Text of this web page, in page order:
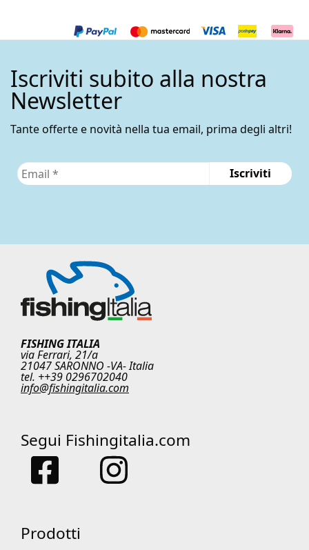
Iscriviti subito alla nostra
Newsletter
Tante offerte e novità nella tua email, prima degli altri!
FISHING ITALIA
via Ferrari, 21/a
21047 SARONNO -VA- Italia
tel. ++39 0296702040
info@fishingitalia.com
Segui Fishingitalia.com
Prodotti